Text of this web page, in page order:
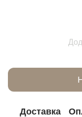
Доставка